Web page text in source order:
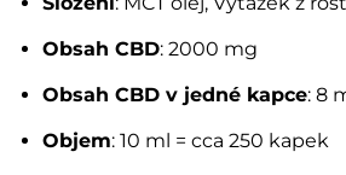
Obsah CBD: 2000 mg
Obsah CBD v jedné kapce: 8
Objem: 10 ml = cca 250 kapek